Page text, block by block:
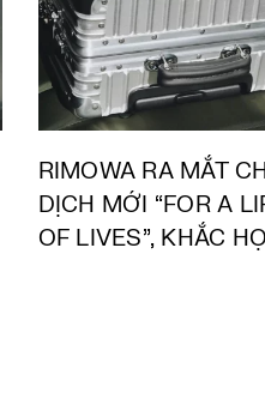
RIMOWA RA MẮT
DỊCH MỚI “FOR A
OF LIVES”, KHẮC